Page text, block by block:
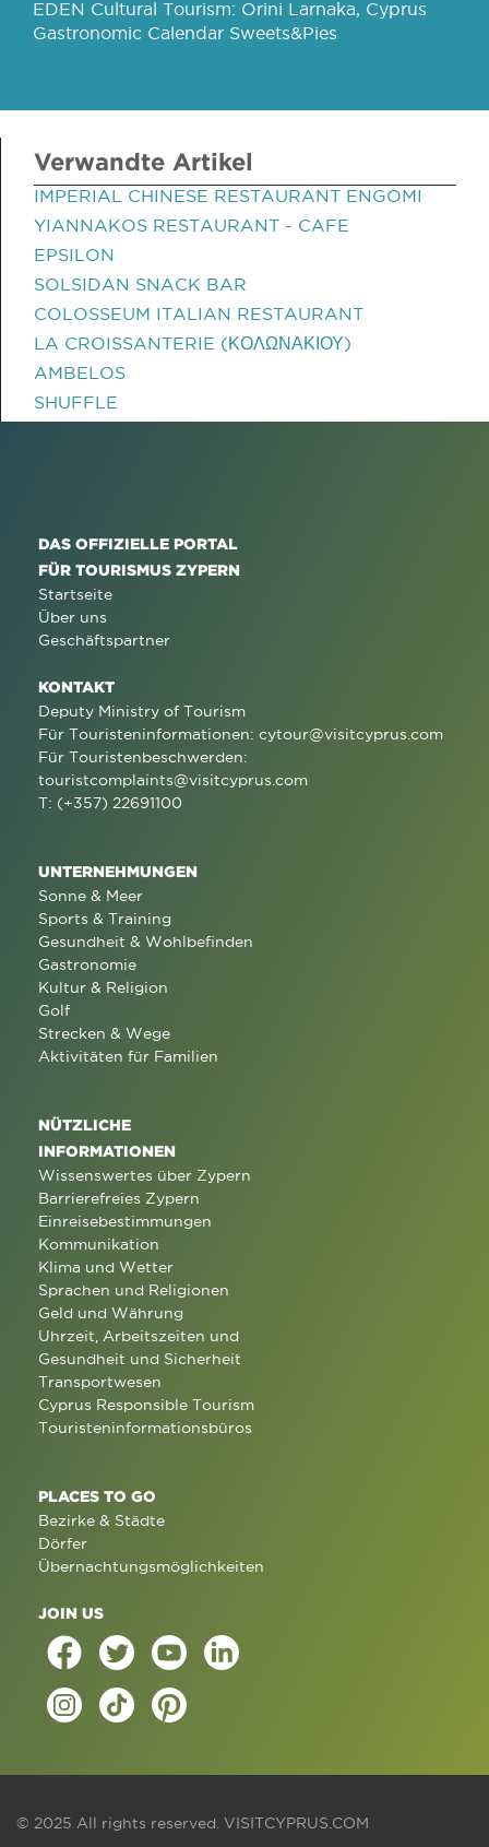
EDEN Cultural Tourism: Orini Larnaka, Cyprus
Gastronomic Calendar Sweets&Pies
Verwandte Artikel
IMPERIAL CHINESE RESTAURANT ENGOMI
YIANNAKOS RESTAURANT - CAFE
EPSILON
SOLSIDAN SNACK BAR
COLOSSEUM ITALIAN RESTAURANT
LA CROISSANTERIE (ΚΟΛΩΝΑΚΙΟΥ)
AMBELOS
SHUFFLE
DAS OFFIZIELLE PORTAL
FÜR TOURISMUS ZYPERN
Startseite
Über uns
Geschäftspartner
KONTAKT
Deputy Ministry of Tourism
Für Touristeninformationen: cytour@visitcyprus.com
Für Touristenbeschwerden:
touristcomplaints@visitcyprus.com
T: (+357) 22691100
UNTERNEHMUNGEN
Sonne & Meer
Sports & Training
Gesundheit & Wohlbefinden
Gastronomie
Kultur & Religion
Golf
Strecken & Wege
Aktivitäten für Familien
NÜTZLICHE
INFORMATIONEN
Wissenswertes über Zypern
Barrierefreies Zypern
Einreisebestimmungen
Kommunikation
Klima und Wetter
Sprachen und Religionen
Geld und Währung
Uhrzeit, Arbeitszeiten und
Gesundheit und Sicherheit
Transportwesen
Cyprus Responsible Tourism
Touristeninformationsbüros
PLACES TO GO
Bezirke & Städte
Dörfer
Übernachtungsmöglichkeiten
JOIN US
© 2025 All rights reserved. VISITCYPRUS.COM